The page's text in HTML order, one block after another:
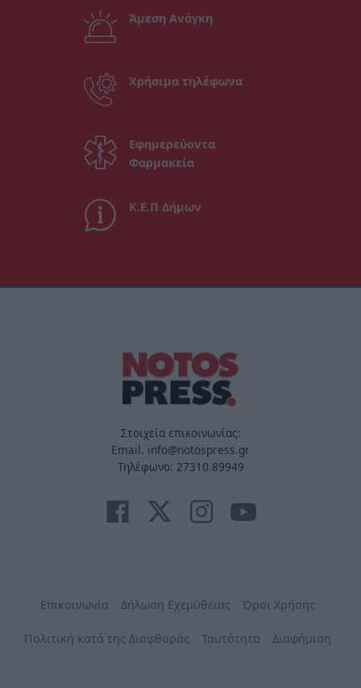
Άμεση Ανάγκη
Χρήσιμα τηλέφωνα
Εφημερεύοντα
Φαρμακεία
Κ.Ε.Π Δήμων
Στοιχεία επικοινωνίας:
Email. info@notospress.gr
Τηλέφωνο: 27310.89949
Επικοινωνία Δήλωση Εχεμύθειας Όροι Χρήσης
Πολιτική κατά της Διαφθοράς Ταυτότητα Διαφήμιση